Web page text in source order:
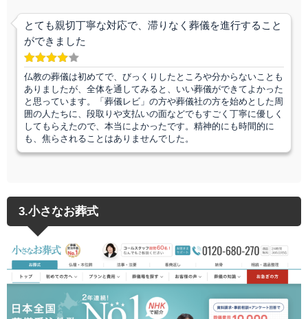
とても親切丁寧な対応で、滞りなく葬儀を進行すること
ができました
仏教の葬儀は初めてで、びっくりしたところや分からないことも
ありましたが、全体を通してみると、いい葬儀ができてよかった
と思っています。「葬儀レビ」の方や葬儀社の方を始めとした周
囲の人たちに、段取りや支払いの面などでもすごく丁寧に優しく
してもらえたので、本当によかったです。精神的にも時間的に
も、焦らされることはありませんでした。
3.小さなお葬式